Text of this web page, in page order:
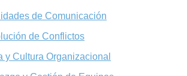
de Comunicación
de Conflictos
y Cultura Organizacional